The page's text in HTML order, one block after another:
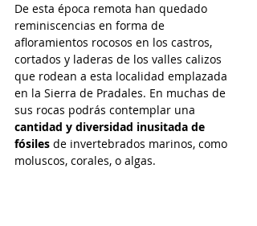
De esta época remota han quedado
reminiscencias en forma de
afloramientos rocosos en los castros,
cortados y laderas de los valles calizos
que rodean a esta localidad emplazada
en la Sierra de Pradales. En muchas de
sus rocas podrás contemplar una
cantidad y diversidad inusitada de
fósiles de invertebrados marinos, como
moluscos, corales, o algas.